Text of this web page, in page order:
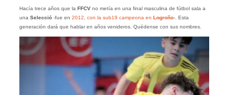
Hacía trece años que la FFCVno metía en una final masculina de fútbol sala a
una Selecció-fue en 2012, con la sub19 campeona en Logroño-. Esta
generación dará que hablar en años venideros. Quédense con sus nombres.